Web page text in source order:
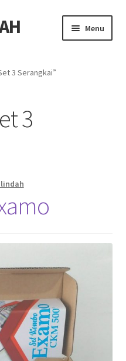
Menu
3 Serangkai”
3